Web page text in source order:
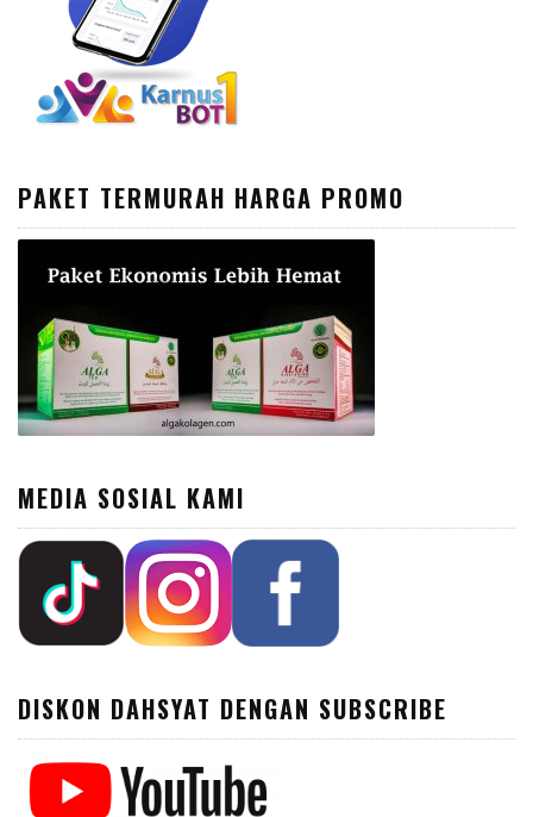
PAKET TERMURAH HARGA PROMO
MEDIA SOSIAL KAMI
DISKON DAHSYAT DENGAN SUBSCRIBE